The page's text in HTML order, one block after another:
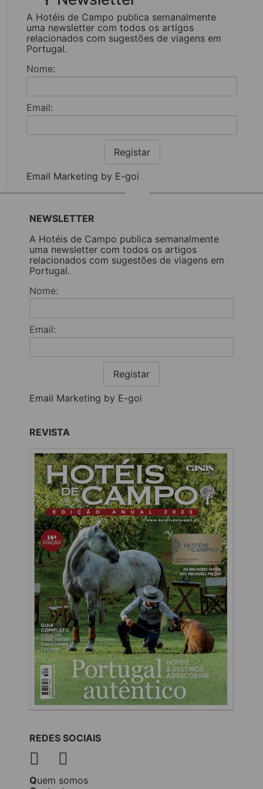
A Hotéis de Campo publica semanalmente
uma newsletter com todos os artigos
relacionados com sugestões de viagens em
Portugal.
Nome:
Email:
Registar
Email Marketing by E-goi
NEWSLETTER
A Hotéis de Campo publica semanalmente
uma newsletter com todos os artigos
relacionados com sugestões de viagens em
Portugal.
Nome:
Email:
Registar
Email Marketing by E-goi
REVISTA
REDES SOCIAIS
Quem somos